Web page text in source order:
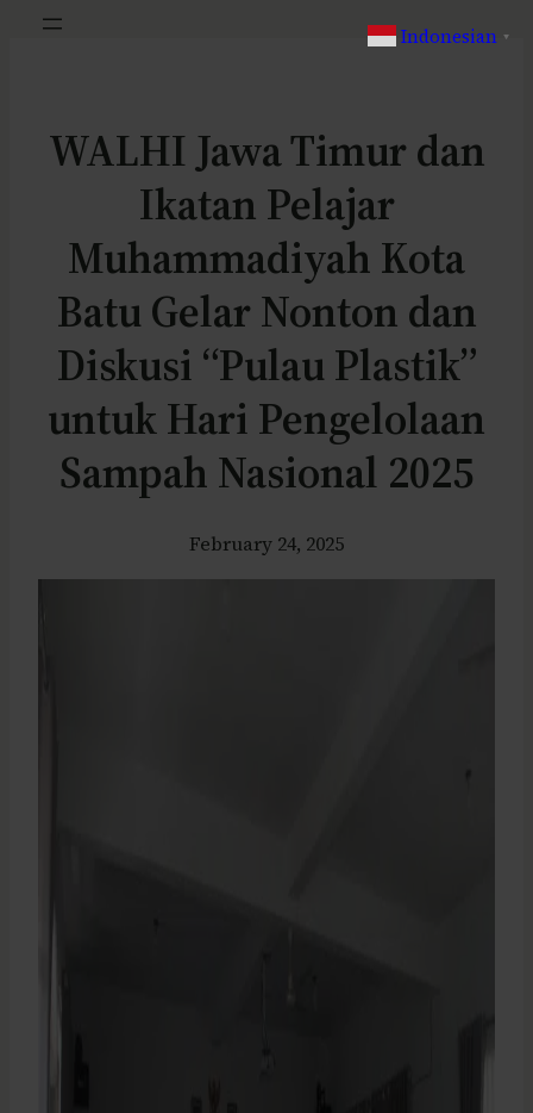
WALHI Jawa Timur dan
Ikatan Pelajar
Muhammadiyah Kota
Batu Gelar Nonton dan
Diskusi “Pulau Plastik”
untuk Hari Pengelolaan
Sampah Nasional 2025
February 24, 2025
Indonesian ▼